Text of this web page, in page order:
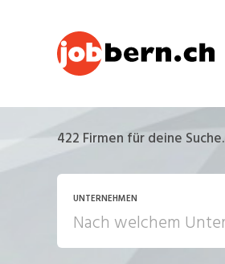
422 Firmen für deine Suche.
UNTERNEHMEN